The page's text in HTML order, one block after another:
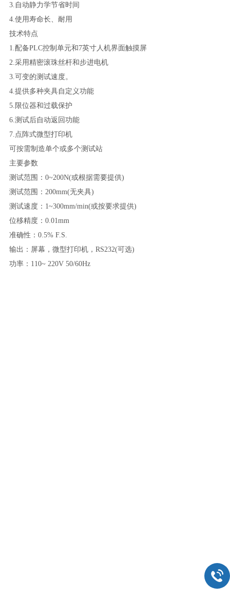
3.自动静力学节省时间
4.使用寿命长、耐用
技术特点
1.配备PLC控制单元和7英寸人机界面触摸屏
2.采用精密滚珠丝杆和步进电机
3.可变的测试速度。
4.提供多种夹具自定义功能
5.限位器和过载保护
6.测试后自动返回功能
7.点阵式微型打印机
可按需制造单个或多个测试站
主要参数
测试范围 ： 0~200N(或根据需要提供)
测试范围 ： 200mm(无夹具)
测试速度： 1~300mm/min(或按要求提供)
位移精度： 0.01mm
准确性： 0.5% F.S.
输出 ： 屏幕， 微型打印机， RS232(可选)
功率： 110~ 220V 50/60Hz